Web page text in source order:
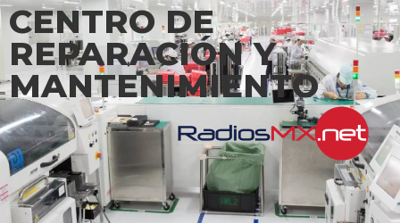
CENTRO DE
REPARACIÓN Y
MANTENIMIENTO